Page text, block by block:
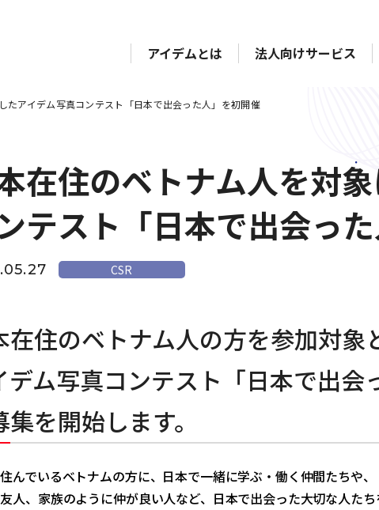
アイデムとは 法人向けサービス
たアイデム写真コンテスト「日本で出会った人」を初開催
在住のベトナム人を対
テスト「日本で出会っ
CSR
在住のベトナム人の方を参加対象
デム写真コンテスト「日本で出会
集を開始します。
んでいるベトナムの方に、日本で一緒に学ぶ・働く仲間たちや、
人、家族のように仲が良い人など、日本で出会った大切な人たち